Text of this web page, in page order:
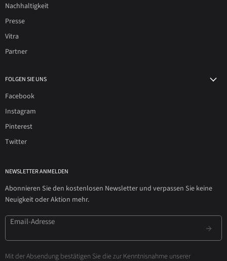
Nachhaltigkeit
Presse
Vitra
Partner
FOLGEN SIE UNS
Facebook
Instagram
Pinterest
Twitter
NEWSLETTER ANMELDEN
Abonnieren Sie den kostenlosen Newsletter und verpassen Sie keine
Neuigkeit oder Aktion mehr.
Email-Adresse
Mit der Absendung bestätigen Sie die zur Kenntnisnahme unserer